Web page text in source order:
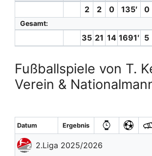
2
2 0 135′ 0
Gesamt:
35 21 14 1691′ 5
Fußballspiele von T.
Verein &
Datum Ergebnis
2.Liga 2025/2026